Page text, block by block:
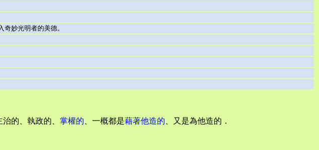
奇妙光明者的美德。
的、執政的、 掌權的 、一概都是藉著他造的 、又是為他造的．